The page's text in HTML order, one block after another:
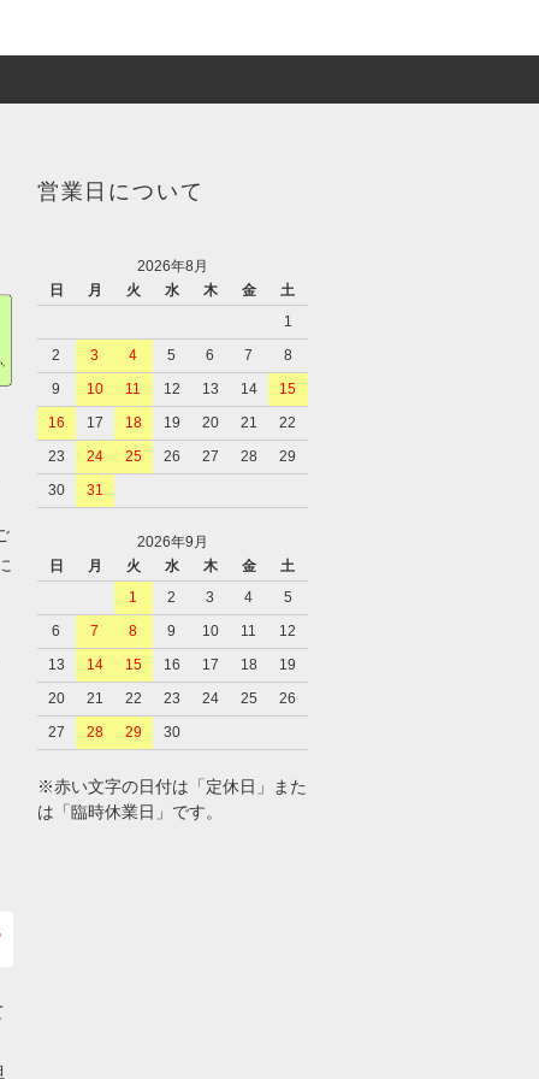
営業日について
2026年8月
日
月 火 水 木 金
土
1
2
3 4 5 6 7
8
9
10 11 12 13 14
15
16
17 18 19 20 21
22
23
24 25 26 27 28
29
30
31
2026年9月
日
月 火 水 木 金
土
1
2 3 4
5
6
7 8 9 10 11
12
13
14 15 16 17 18
19
20
21 22 23 24 25
26
27
28 29 30
※赤い文字の日付は「定休日」また
は「臨時休業日」です。